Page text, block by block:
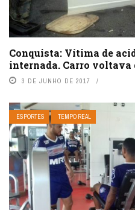
Conquista: Vítima de
internada. Carro voltava
3 DE JUNHO DE 2017
ESPORTES TEMPO REAL